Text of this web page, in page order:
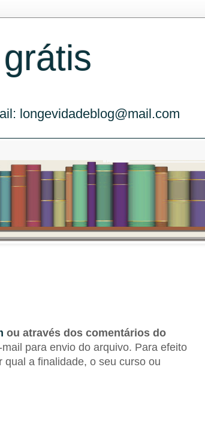
longevidadeblog@mail.com
ou através dos comentários do
para envio do arquivo. Para efeito
a finalidade, o seu curso ou